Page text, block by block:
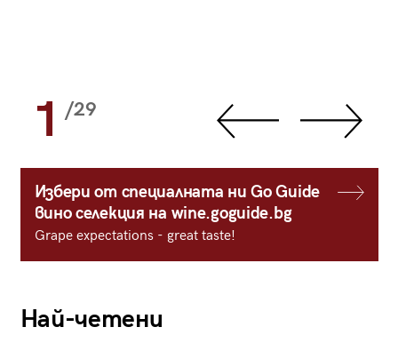
1 /29
Избери от специалната ни Go Guide
вино селекция на wine.goguide.bg
Grape expectations - great taste!
Най-четени